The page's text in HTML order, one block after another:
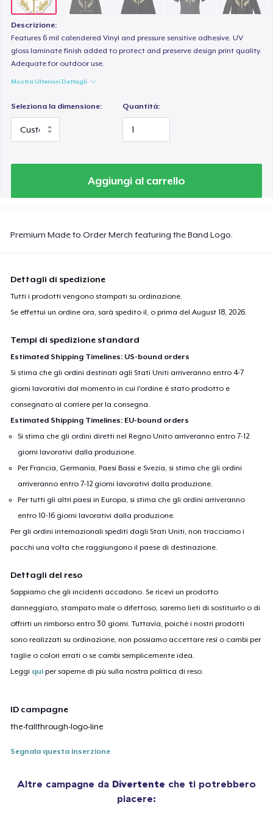
Descrizione:
Features 6 mil calendered Vinyl and pressure sensitive adhesive. UV
gloss laminate finish added to protect and preserve design print quality.
Adequate for outdoor use.
Mostra Ulteriori Dettagli
Seleziona la dimensione: Quantità:
Aggiungi al carrello
Premium Made to Order Merch featuring the Band Logo.
Dettagli di spedizione
Tutti i prodotti vengono stampati su ordinazione.
Se effettui un ordine ora, sarà spedito il, o prima delAugust 18, 2026.
Tempi di spedizione standard
Estimated Shipping Timelines: US-bound orders
Si stima che gli ordini destinati agli Stati Uniti arriveranno entro 4-7
giorni lavorativi dal momento in cui l'ordine è stato prodotto e
consegnato al corriere per la consegna.
Estimated Shipping Timelines: EU-bound orders
Si stima che gli ordini diretti nel Regno Unito arriveranno entro 7-12
giorni lavorativi dalla produzione.
Per Francia, Germania, Paesi Bassi e Svezia, si stima che gli ordini
arriveranno entro 7-12 giorni lavorativi dalla produzione.
Per tutti gli altri paesi in Europa, si stima che gli ordini arriveranno
entro 10-16 giorni lavorativi dalla produzione.
Per gli ordini internazionali spediti dagli Stati Uniti, non tracciamo i
pacchi una volta che raggiungono il paese di destinazione.
Dettagli del reso
Sappiamo che gli incidenti accadono. Se ricevi un prodotto
danneggiato, stampato male o difettoso, saremo lieti di sostituirlo o di
offrirti un rimborso entro 30 giorni. Tuttavia, poiché i nostri prodotti
sono realizzati su ordinazione, non possiamo accettare resi o cambi per
taglie o colori errati o se cambi semplicemente idea.
Leggi qui per saperne di più sulla nostra politica di reso.
ID campagne
the-fallthrough-logo-line
Segnala questa inserzione
Altre campagne da Divertente che ti potrebbero
piacere: